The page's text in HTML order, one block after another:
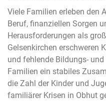
Viele Familien erleben den
Beruf, finanziellen Sorgen
Herausforderungen als
Gelsenkirchen erschweren
und fehlende Bildungs-
Familien ein stabiles
die Zahl der Kinder und
familiärer Krisen in Obhut